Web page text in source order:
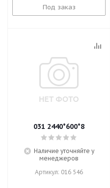
Под заказ
031 2440*600*8
Наличие уточняйте у
менеджеров
Артикул: 016 546